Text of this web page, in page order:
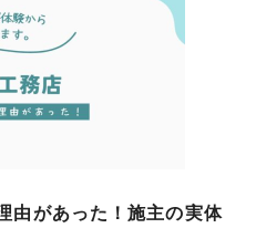
由があった！施主の実体